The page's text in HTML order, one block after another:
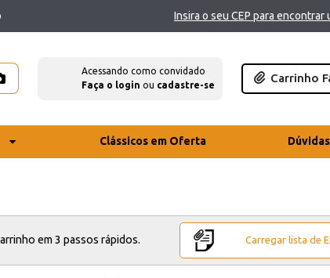
Insira o seu CEP para encontrar
Acessando como convidado
Faça o login ou cadastre-se
Carrinho
Clássicos em Oferta
em 3 passos rápidos. Carregar lista de